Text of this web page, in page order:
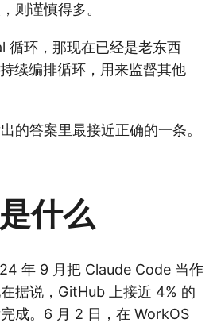
则谨慎得多。
循环，那现在已经是老东西
续编排循环，用来监督其他
的答案里最接近正确的一条。
什么
年 9 月把 Claude Code 当作
据说，GitHub 上接近 4% 的
成。6 月 2 日，在 WorkOS